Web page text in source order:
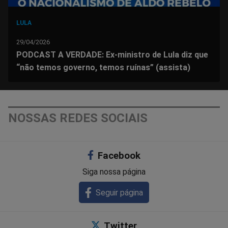
LULA
29/04/2026
PODCAST A VERDADE: Ex-ministro de Lula diz que
“não temos governo, temos ruínas” (assista)
NOSSAS REDES SOCIAIS
Facebook
Siga nossa página
Seguir página